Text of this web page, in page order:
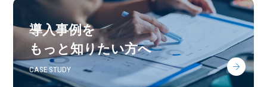
導入事例を
もっと知りたい方へ
CASE STUDY